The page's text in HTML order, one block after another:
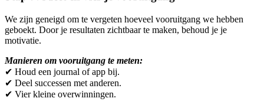
We zijn geneigd om te vergeten hoeveel vooruitgang we hebben
geboekt. Door je resultaten zichtbaar te maken, behoud je je
motivatie.
Manieren om vooruitgang te meten:
✔︎ Houd een journal of app bij.
✔︎ Deel successen met anderen.
✔︎ Vier kleine overwinningen.